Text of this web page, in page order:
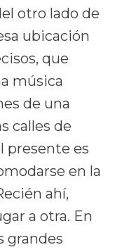
otro lado de
ubicación
que
música
de una
calles de
presente es
en la
ahí,
a otra. En
grandes